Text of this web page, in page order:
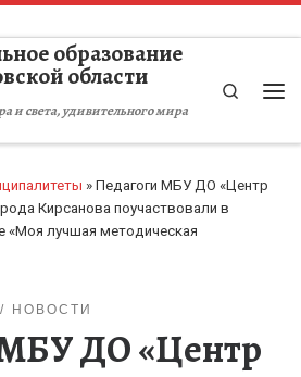
образование
области
и света, удивительного мира
Search
» Педагоги МБУ ДО «Центр
Кирсанова поучаствовали в
«Моя лучшая методическая
НОВОСТИ
ДО «Центр